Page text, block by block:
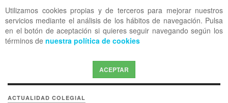
Utilizamos cookies propias y de terceros para mejorar nuestros
servicios mediante el análisis de los hábitos de navegación. Pulsa
en el botón de aceptación si quieres seguir navegando según los
términos de nuestra política de cookies
ACEPTAR
OFF CANVAS
ACTUALIDAD COLEGIAL